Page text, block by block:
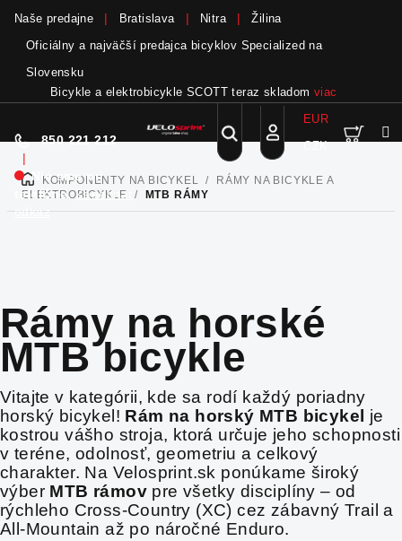
obsah
Naše predajne Bratislava Nitra
Žilina
Oficiálny a najväčší predajca bicyklov Specialized na
Slovensku
Bicykle a elektrobicykle SCOTT teraz skladom viac
850 221 212
|
Nie sme pri
telefóne.Zanechať
odkaz
Hľadať
Prihlásenie
EUR
CZK
DOMOVKOMPONENTY NA BICYKEL /
RÁMY NA BICYKLE A
ELEKTROBICYKLE
/ MTB RÁMY
Rámy na horské
MTB bicykle
Vitajte v kategórii, kde sa rodí každý poriadny
horský bicykel! Rám na horský MTB bicykel
je
kostrou vášho stroja, ktorá určuje jeho schopnosti
v teréne, odolnosť, geometriu a celkový
charakter. Na Velosprint.sk ponúkame široký
výber MTB rámov pre všetky disciplíny – od
rýchleho Cross-Country (XC) cez zábavný Trail a
All-Mountain až po náročné Enduro.